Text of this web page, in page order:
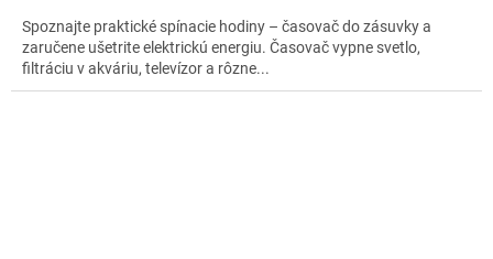
Spoznajte praktické spínacie hodiny – časovač do zásuvky a
zaručene ušetrite elektrickú energiu. Časovač vypne svetlo,
filtráciu v akváriu, televízor a rôzne...